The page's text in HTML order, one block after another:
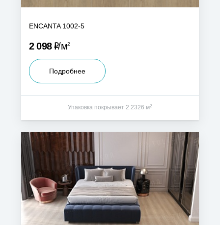
ENCANTA 1002-5
2 098Р м2
Подробнее
Упаковка покрывает 2.2326 м2